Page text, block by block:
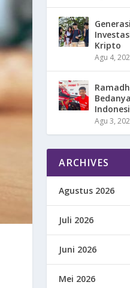
Kripto
Agu 4,
Agu 3,
ARCHIVES
Agustus 2026
Juli 2026
Juni 2026
Mei 2026